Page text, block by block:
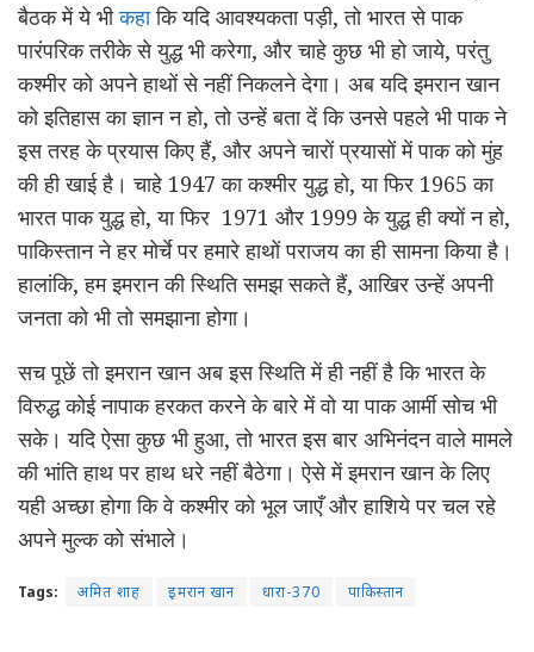
बैठक में ये भीकहाकि यदि आवश्यकता पड़ी, तो भारत से पाक
पारंपरिक तरीके से युद्ध भी करेगा, और चाहे कुछ भी हो जाये, परंतु
कश्मीर को अपने हाथों से नहीं निकलने देगा। अब यदि इमरान खान
को इतिहास का ज्ञान न हो, तो उन्हें बता दें कि उनसे पहले भी पाक ने
इस तरह के प्रयास किए हैं, और अपने चारों प्रयासों में पाक को मुंह
की ही खाई है। चाहे 1947 का कश्मीर युद्ध हो, या फिर 1965 का
भारत पाक युद्ध हो, या फिर 1971 और 1999 के युद्ध ही क्यों न हो,
पाकिस्तान ने हर मोर्चे पर हमारे हाथों पराजय का ही सामना किया है।
हालांकि, हम इमरान की स्थिति समझ सकते हैं, आखिर उन्हें अपनी
जनता को भी तो समझाना होगा।
सच पूछें तो इमरान खान अब इस स्थिति में ही नहीं है कि भारत के
विरुद्ध कोई नापाक हरकत करने के बारे में वो या पाक आर्मी सोच भी
सके। यदि ऐसा कुछ भी हुआ, तो भारत इस बार अभिनंदन वाले मामले
की भांति हाथ पर हाथ धरे नहीं बैठेगा। ऐसे में इमरान खान के लिए
यही अच्छा होगा कि वे कश्मीर को भूल जाएँ और हाशिये पर चल रहे
अपने मुल्क को संभाले।
Tags: अमित शाह इमरान खान धारा-370 पाकिस्तान